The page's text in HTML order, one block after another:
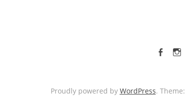
Proudly powered by WordPress. Theme: